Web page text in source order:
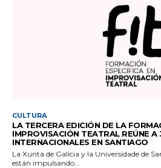
CULTURA
LA TERCERA EDICIÓN DE LA
IMPROVISACIÓN TEATRAL REÚNE
INTERNACIONALES EN SANTIAGO
La Xunta de Galicia y la Universidade de
están impulsando...